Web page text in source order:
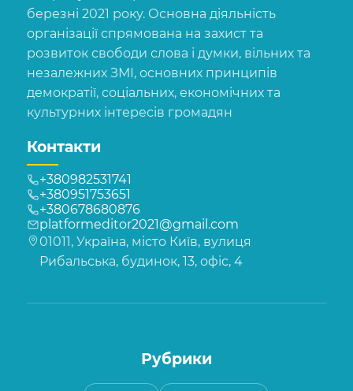
березні 2021 року. Основна діяльність
організації спрямована на захист та
розвиток свободи слова і думки, вільних та
незалежних ЗМІ, основних принципів
демократії, соціальних, економічних та
культурних інтересів громадян
Контакти
+380982531741
+380951753651
+380678680876
platformeditor2021@gmail.com
01011, Україна, місто Київ, вулиця
Рибальська, будинок, 13, офіс, 4
Рубрики